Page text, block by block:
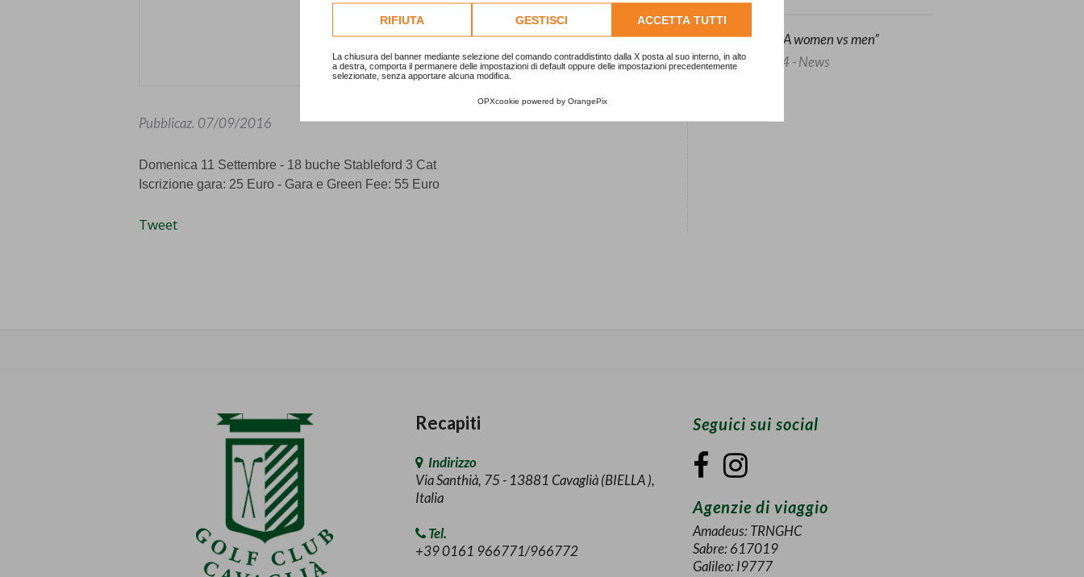
RIFIUTA GESTISCI ACCETTA TUTTI
La chiusura del banner mediante selezione del comando contraddistinto dalla X posta al suo interno, in alto
a destra, comporta il permanere delle impostazioni di default oppure delle impostazioni precedentemente
selezionate, senza apportare alcuna modifica.
OPXcookie powered by OrangePix
Pubblicaz. 07/09/2016
Domenica 11 Settembre - 18 buche Stableford 3 Cat
Iscrizione gara: 25 Euro - Gara e Green Fee: 55 Euro
Tweet
“Ryder SFIDA women vs men”
15/05/2024 - News
Recapiti
Indirizzo
Via Santhià, 75 - 13881 Cavaglià (BIELLA ),
Italia
Tel.
+39 0161 966771/966772
Seguici sui social
Agenzie di viaggio
Amadeus: TRNGHC
Sabre: 617019
Galileo: I9777